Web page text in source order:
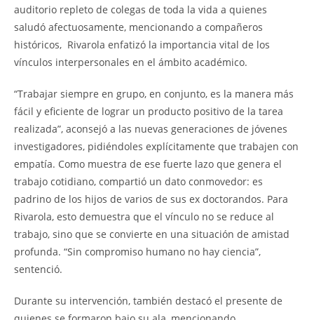
auditorio repleto de colegas de toda la vida a quienes
saludó afectuosamente, mencionando a compañeros
históricos, Rivarola enfatizó la importancia vital de los
vínculos interpersonales en el ámbito académico.
“Trabajar siempre en grupo, en conjunto, es la manera más
fácil y eficiente de lograr un producto positivo de la tarea
realizada”, aconsejó a las nuevas generaciones de jóvenes
investigadores, pidiéndoles explícitamente que trabajen con
empatía. Como muestra de ese fuerte lazo que genera el
trabajo cotidiano, compartió un dato conmovedor: es
padrino de los hijos de varios de sus ex doctorandos. Para
Rivarola, esto demuestra que el vínculo no se reduce al
trabajo, sino que se convierte en una situación de amistad
profunda. “Sin compromiso humano no hay ciencia”,
sentenció.
Durante su intervención, también destacó el presente de